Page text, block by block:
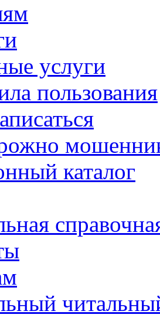
услуги
пользования
каталог